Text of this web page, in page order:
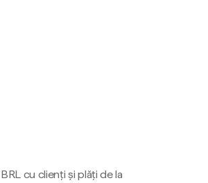
cu clienți și plăți de la